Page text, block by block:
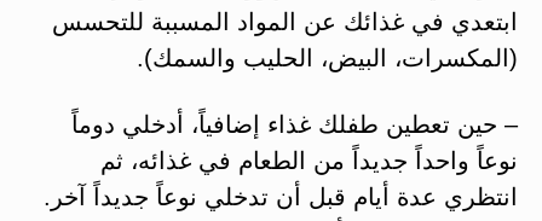
ابتعدي في غذائك عن المواد المسببة للتحسس
(المكسرات، البيض، الحليب والسمك).
– حين تعطين طفلك غذاء إضافياً، أدخلي دوماً
نوعاً واحداً جديداً من الطعام في غذائه، ثم
انتظري عدة أيام قبل أن تدخلي نوعاً جديداً آخر.